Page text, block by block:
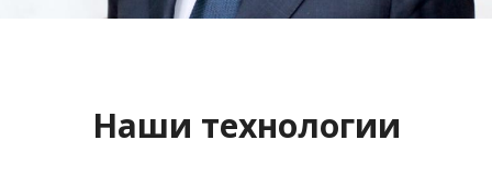
Наши технологии